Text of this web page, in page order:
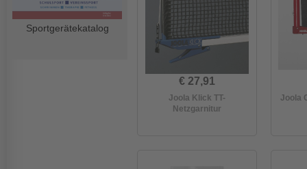
Sportgerätekatalog
€ 27,91
Joola Klick TT-
Netzgarnitur
Joola